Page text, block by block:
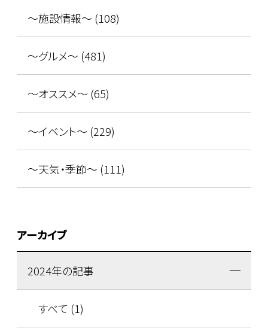
～施設情報～ (108)
～グルメ～ (481)
～オススメ～ (65)
～イベント～ (229)
～天気・季節～ (111)
アーカイブ
2024年の記事
すべて (1)